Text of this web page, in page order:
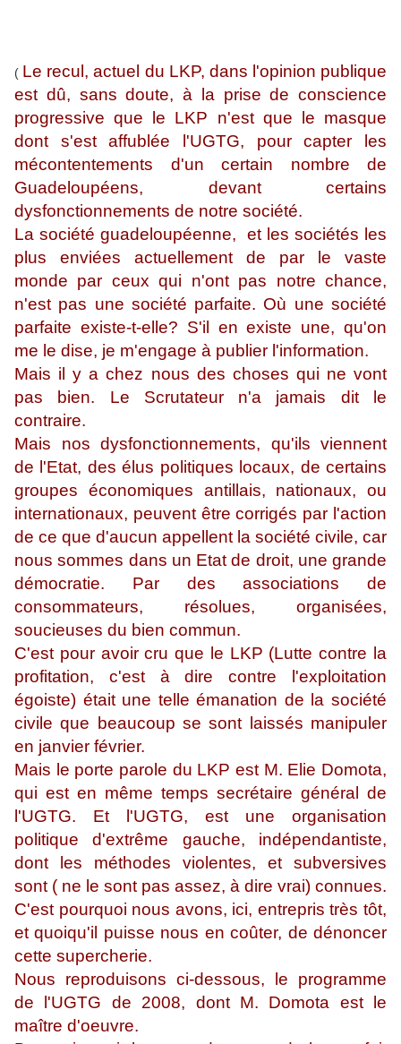
( Le recul, actuel du LKP, dans l'opinion publique
est dû, sans doute, à la prise de conscience
progressive que le LKP n'est que le masque
dont s'est affublée l'UGTG, pour capter les
mécontentements d'un certain nombre de
Guadeloupéens, devant certains
dysfonctionnements de notre société.
La société guadeloupéenne, et les sociétés les
plus enviées actuellement de par le vaste
monde par ceux qui n'ont pas notre chance,
n'est pas une société parfaite. Où une société
parfaite existe-t-elle? S'il en existe une, qu'on
me le dise, je m'engage à publier l'information.
Mais il y a chez nous des choses qui ne vont
pas bien. Le Scrutateur n'a jamais dit le
contraire.
Mais nos dysfonctionnements, qu'ils viennent
de l'Etat, des élus politiques locaux, de certains
groupes économiques antillais, nationaux, ou
internationaux, peuvent être corrigés par l'action
de ce que d'aucun appellent la société civile, car
nous sommes dans un Etat de droit, une grande
démocratie. Par des associations de
consommateurs, résolues, organisées,
soucieuses du bien commun.
C'est pour avoir cru que le LKP (Lutte contre la
profitation, c'est à dire contre l'exploitation
égoiste) était une telle émanation de la société
civile que beaucoup se sont laissés manipuler
en janvier février.
Mais le porte parole du LKP est M. Elie Domota,
qui est en même temps secrétaire général de
l'UGTG. Et l'UGTG, est une organisation
politique d'extrême gauche, indépendantiste,
dont les méthodes violentes, et subversives
sont ( ne le sont pas assez, à dire vrai) connues.
C'est pourquoi nous avons, ici, entrepris très tôt,
et quoiqu'il puisse nous en coûter, de dénoncer
cette supercherie.
Nous reproduisons ci-dessous, le programme
de l'UGTG de 2008, dont M. Domota est le
maître d'oeuvre.